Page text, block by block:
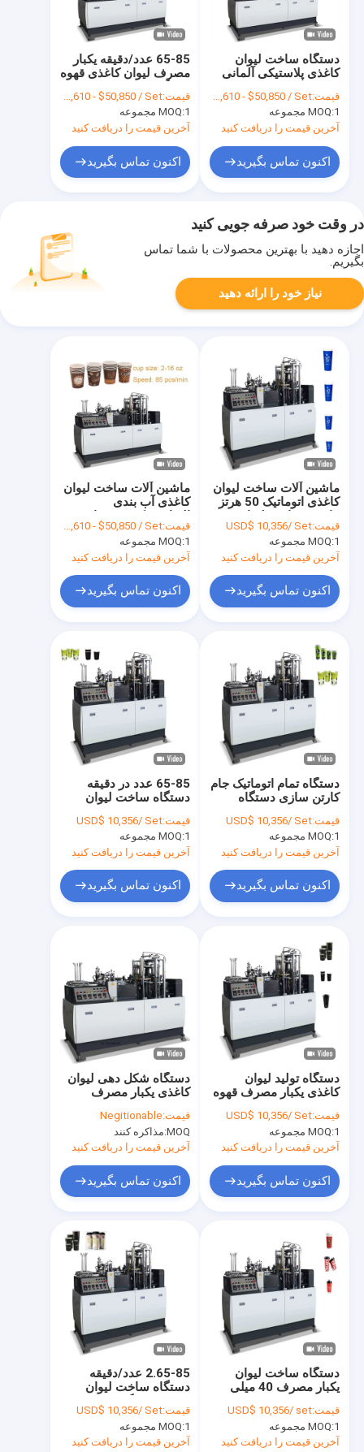
صفحه اصلی
محصولات
تور کارخانه
کنترل کیفیت
با ما تماس بگیرید
ماشین آلات ساخت لیوان کاغذی
دستگاه قالب برش لیوان کاغذی
ماشین آلات چاپ لیوان کاغذی
دستگاه جعبه ناهار کاغذی
دستگاه بسته بندی لیوان کاغذی
65-85 عدد/دقیقه یکبار
مصرف لیوان کاغذی قهوه
خودکار
قیمت:FOB $49,610 - $50,850 / Set
MOQ:1 مجموعه
آخرین قیمت را دریافت کنید
اکنون تماس بگیرید
دستگاه ساخت لیوان
کاغذی پلاستیکی آلمانی
قیمت:FOB $49,610 - $50,850 / Set
MOQ:1 مجموعه
آخرین قیمت را دریافت کنید
اکنون تماس بگیرید
در وقت خود صرفه جویی کنید
اجازه دهید با بهترین محصولات با شما تماس
بگیریم.
نیاز خود را ارائه دهید
ماشین آلات ساخت لیوان
کاغذی آب بندی
سرعت بالا 150-350 گرم
/ متر مربع
قیمت:FOB $49,610 - $50,850 / Set
MOQ:1 مجموعه
آخرین قیمت را دریافت کنید
اکنون تماس بگیرید
ماشین آلات ساخت لیوان
کاغذی اتوماتیک 50 هرتز
بستنی 6 کیلوواتی
قیمت:USD$ 10,356/ Set
MOQ:1 مجموعه
آخرین قیمت را دریافت کنید
اکنون تماس بگیرید
65-85 عدد در دقیقه
دستگاه ساخت لیوان
مصرف
قیمت:USD$ 10,356/ Set
MOQ:1 مجموعه
آخرین قیمت را دریافت کنید
اکنون تماس بگیرید
دستگاه تمام اتوماتیک جام
کارتن سازی دستگاه
قیمت:USD$ 10,356/ Set
MOQ:1 مجموعه
آخرین قیمت را دریافت کنید
اکنون تماس بگیرید
دستگاه شکل دهی لیوان
کاغذی یکبار مصرف
قیمت:Negitionable
MOQ: مذاکره کنند
آخرین قیمت را دریافت کنید
اکنون تماس بگیرید
دستگاه تولید لیوان
کاغذی یکبار مصرف قهوه
قیمت:USD$ 10,356/ Set
MOQ:1 مجموعه
آخرین قیمت را دریافت کنید
اکنون تماس بگیرید
2.65-85 عدد/دقیقه
دستگاه ساخت لیوان
کاغذ با پوشش پلی اتیلن
40 میلی لیتر
قیمت:USD$ 10,356/ Set
MOQ:1 مجموعه
آخرین قیمت را دریافت کنید
دستگاه ساخت لیوان
یکبار مصرف 40 میلی
پلی اتیلن تک و دوتایی
قیمت:USD$ 10,356/ set
MOQ:1 مجموعه
آخرین قیمت را دریافت کنید